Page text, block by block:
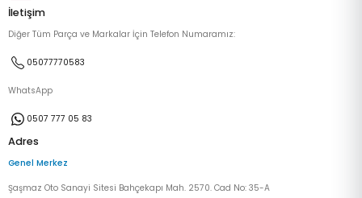
İletişim
Diğer Tüm Parça ve Markalar İçin Telefon Numaramız:
05077770583
WhatsApp
0507 777 05 83
Adres
Genel Merkez
Şaşmaz Oto Sanayi Sitesi Bahçekapı Mah. 2570. Cad No: 35-A